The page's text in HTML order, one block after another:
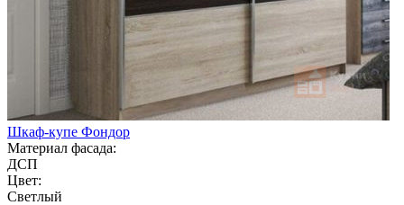
Шкаф-купе Фондор
Материал фасада:
ДСП
Цвет:
Светлый